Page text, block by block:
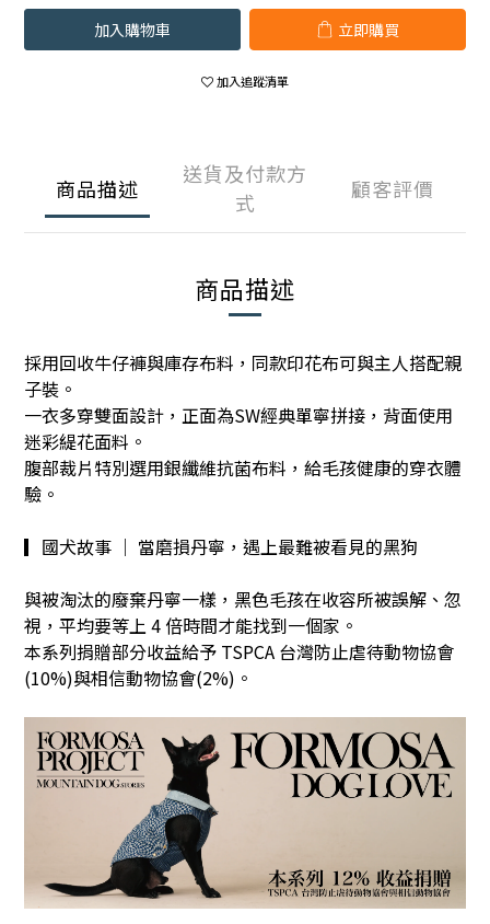
加入購物車 立即購買
加入追蹤清單
商品描述
送貨及付款方
式
顧客評價
商品描述
採用回收牛仔褲與庫存布料，同款印花布可與主人搭配親
子裝。
一衣多穿雙面設計，正面為SW經典單寧拼接，背面使用
迷彩緹花面料。
腹部裁片特別選用銀纖維抗菌布料，給毛孩健康的穿衣體
驗。
▎國犬故事 ｜ 當磨損丹寧，遇上最難被看見的黑狗
與被淘汰的廢棄丹寧一樣，黑色毛孩在收容所被誤解、忽
視，平均要等上 4 倍時間才能找到一個家。
本系列捐贈部分收益給予 TSPCA 台灣防止虐待動物協會
(10%)與相信動物協會(2%)。